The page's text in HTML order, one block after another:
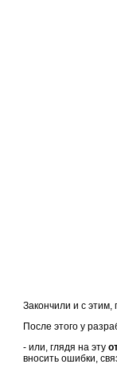
Закончили и с
После этого у
- или, глядя на эту
вносить ошибки,